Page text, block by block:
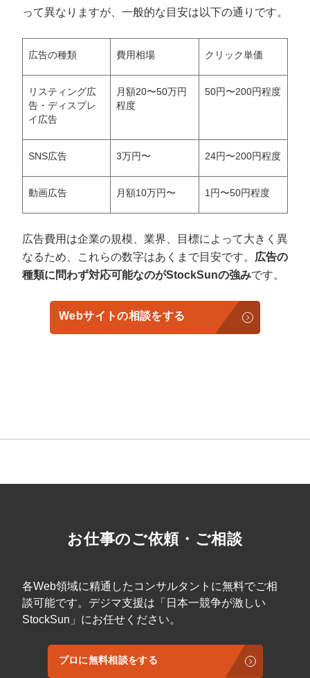
StockSun株式会社〒160-0023 東京都新宿区西新宿3丁目8番3号 新
都心丸善ビル7階
って異なりますが、一般的な目安は以下の通りです。
広告の種類 費用相場 クリック単価
リスティング広
告・ディスプレ
イ広告
月額20〜50万円
程度
50円〜200円程度
SNS広告 3万円〜 24円〜200円程度
動画広告 月額10万円〜 1円〜50円程度
広告費用は企業の規模、業界、目標によって大きく異
なるため、これらの数字はあくまで目安です。 広告の
種類に問わず対応可能なのがStockSunの強みです。
Webサイトの相談をする
お仕事のご依頼・ご相談
各Web領域に精通したコンサルタントに無料でご相
談可能です。デジマ支援は「日本一競争が激しい
StockSun」にお任せください。
プロに無料相談をする